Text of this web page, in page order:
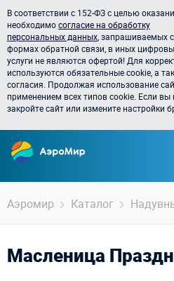
В соответствии с 152-ФЗ с целью
необходимосогласие на обработку
персональных данных , запрашиваемых
формах обратной связи, в иных
услуги не являются офертой! Для
используются обязательные cookie, а
согласия. Продолжая использование
применением всех типов cookie. Если вы
закройте сайт или измените настройки
Аэромир Каталог
Масленица